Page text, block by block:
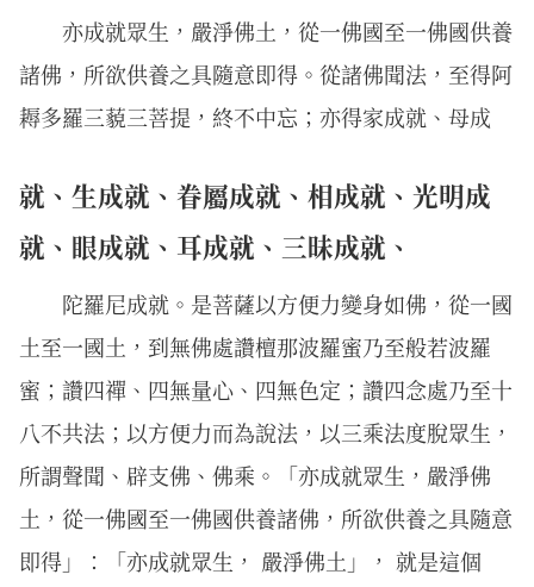
亦成就眾生，嚴淨佛土，從一佛國至一佛國供養
諸佛，所欲供養之具隨意即得。從諸佛聞法，至得阿
耨多羅三藐三菩提，終不中忘；亦得家成就、母成
就、生成就、眷屬成就、相成就、光明成
就、眼成就、耳成就、三昧成就、
陀羅尼成就。是菩薩以方便力變身如佛，從一國
土至一國土，到無佛處讚檀那波羅蜜乃至般若波羅
蜜；讚四禪、四無量心、四無色定；讚四念處乃至十
八不共法；以方便力而為說法，以三乘法度脫眾生，
所謂聲聞、辟支佛、佛乘。「亦成就眾生，嚴淨佛
土，從一佛國至一佛國供養諸佛，所欲供養之具隨意
即得」：「亦成就眾生， 嚴淨佛土」， 就是這個